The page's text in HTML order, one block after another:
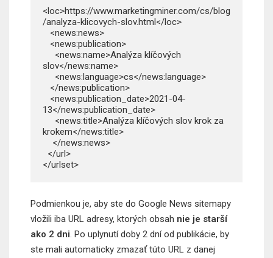
<loc>https://www.marketingminer.com/cs/blog
/analyza-klicovych-slov.html</loc>
slov</news:name>
13</news:publication_date>
krokem</news:title>
</urlset>
Podmienkou je, aby ste do Google News sitemapy
vložili iba URL adresy, ktorých obsah nie je starší
ako 2 dni. Po uplynutí doby 2 dní od publikácie, by
ste mali automaticky zmazať túto URL z danej